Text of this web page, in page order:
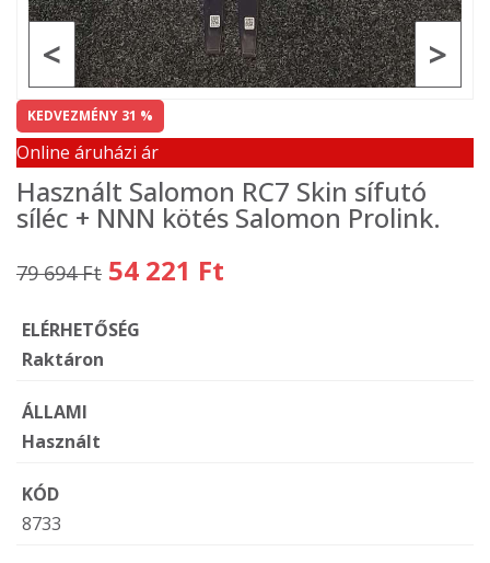
>
<
KEDVEZMÉNY 31 %
Online áruházi ár
Használt Salomon RC7 Skin sífutó
síléc + NNN kötés Salomon Prolink.
79 694 Ft 54 221 Ft
ELÉRHETŐSÉG
Raktáron
ÁLLAMI
Használt
KÓD
8733